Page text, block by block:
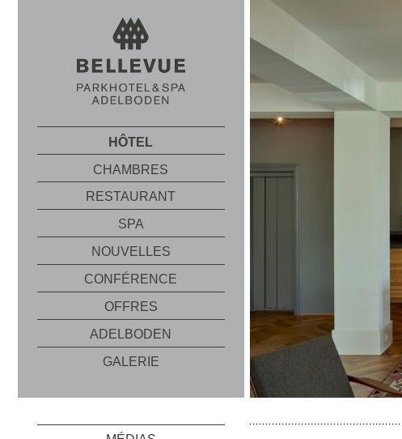
HÔTEL
CHAMBRES
RESTAURANT
SPA
NOUVELLES
CONFÉRENCE
OFFRES
ADELBODEN
GALERIE